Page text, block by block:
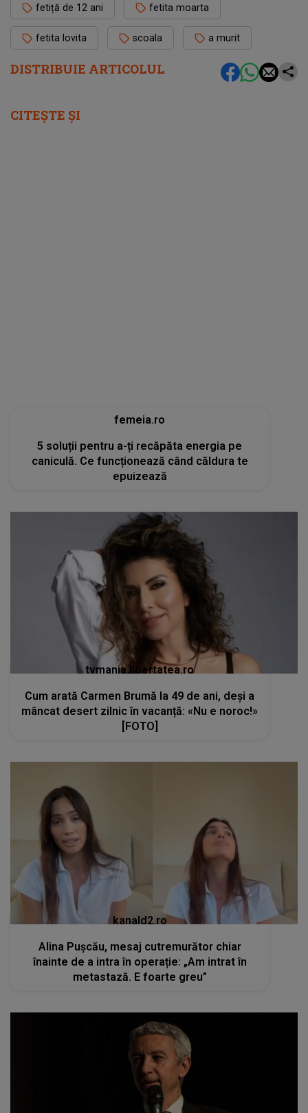
DISTRIBUIE ARTICOLUL
fetiță de 12 ani fetita moarta
fetita lovita scoala a murit
CITEȘTE ȘI
tvmania.libertatea.ro
Cum arată Carmen Brumă la 49 de ani, deși a
mâncat desert zilnic în vacanță: «Nu e noroc!»
[FOTO]
Alina Pușcău, mesaj cutremurător chiar
înainte de a intra în operație: „Am intrat în
metastază. E foarte greu”
Momente dificile pentru Dan Diaconescu.
Fratele lui s-a stins din viață la doar 60 de ani